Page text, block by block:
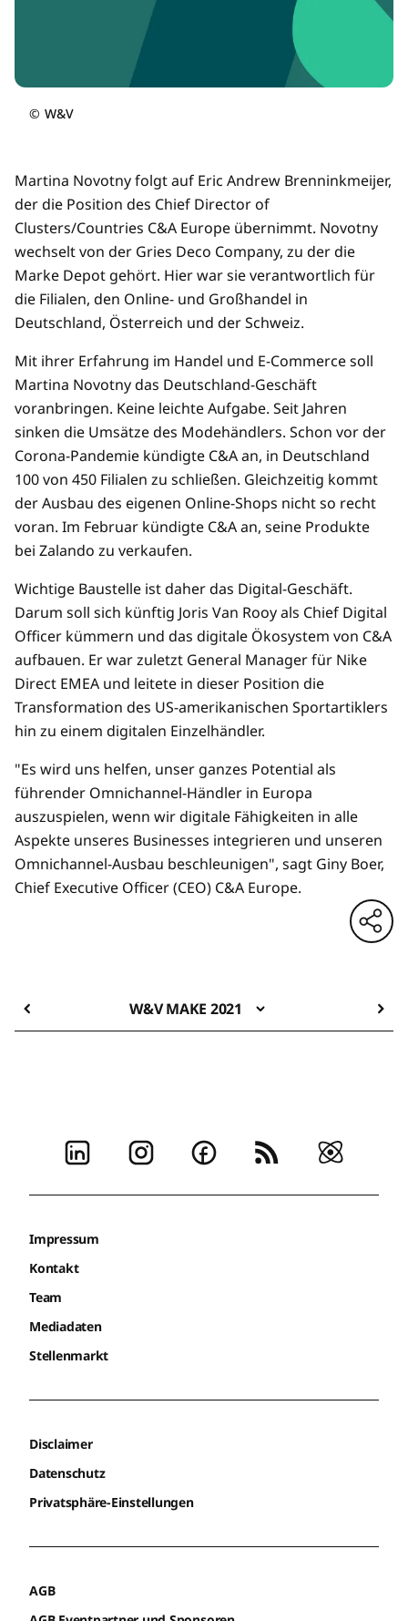
© W&V
Martina Novotny folgt auf Eric Andrew Brenninkmeijer,
der die Position des Chief Director of
Clusters/Countries C&A Europe übernimmt. Novotny
wechselt von der Gries Deco Company, zu der die
Marke Depot gehört. Hier war sie verantwortlich für
die Filialen, den Online- und Großhandel in
Deutschland, Österreich und der Schweiz.
Mit ihrer Erfahrung im Handel und E-Commerce soll
Martina Novotny das Deutschland-Geschäft
voranbringen. Keine leichte Aufgabe. Seit Jahren
sinken die Umsätze des Modehändlers. Schon vor der
Corona-Pandemie kündigte C&A an, in Deutschland
100 von 450 Filialen zu schließen. Gleichzeitig kommt
der Ausbau des eigenen Online-Shops nicht so recht
voran. Im Februar kündigte C&A an, seine Produkte
bei Zalando zu verkaufen.
Wichtige Baustelle ist daher das Digital-Geschäft.
Darum soll sich künftig Joris Van Rooy als Chief Digital
Officer kümmern und das digitale Ökosystem von C&A
aufbauen. Er war zuletzt General Manager für Nike
Direct EMEA und leitete in dieser Position die
Transformation des US-amerikanischen Sportartiklers
hin zu einem digitalen Einzelhändler.
"Es wird uns helfen, unser ganzes Potential als
führender Omnichannel-Händler in Europa
auszuspielen, wenn wir digitale Fähigkeiten in alle
Aspekte unseres Businesses integrieren und unseren
Omnichannel-Ausbau beschleunigen", sagt Giny Boer,
Chief Executive Officer (CEO) C&A Europe.
W&V MAKE 2021
Impressum
Kontakt
Team
Mediadaten
Stellenmarkt
Disclaimer
Datenschutz
Privatsphäre-Einstellungen
AGB